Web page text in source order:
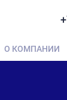
О КОМПАНИИ